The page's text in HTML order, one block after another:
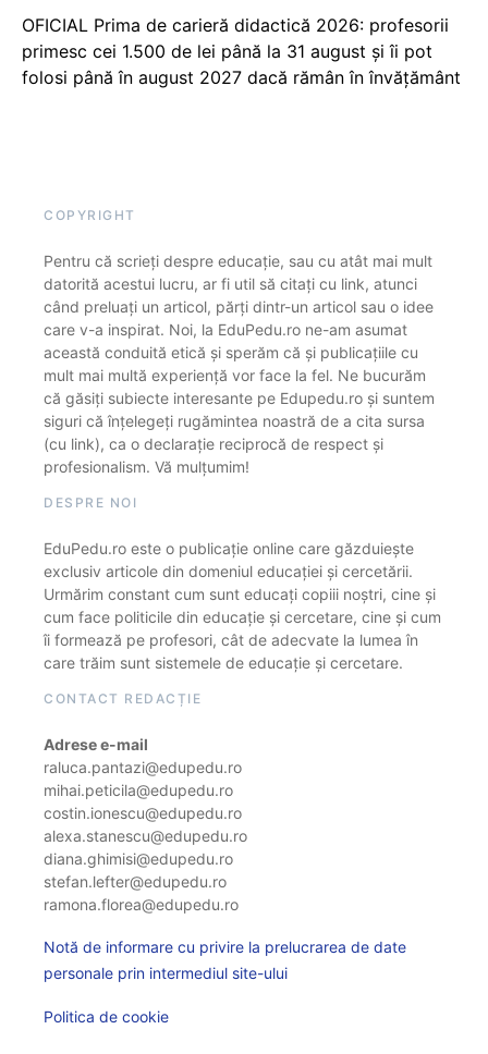
OFICIAL Prima de carieră didactică 2026: profesorii
primesc cei 1.500 de lei până la 31 august și îi pot
folosi până în august 2027 dacă rămân în învățământ
COPYRIGHT
Pentru că scrieți despre educație, sau cu atât mai mult
datorită acestui lucru, ar fi util să citați cu link, atunci
când preluați un articol, părți dintr-un articol sau o idee
care v-a inspirat. Noi, la EduPedu.ro ne-am asumat
această conduită etică și sperăm că și publicațiile cu
mult mai multă experiență vor face la fel. Ne bucurăm
că găsiți subiecte interesante pe Edupedu.ro și suntem
siguri că înțelegeți rugămintea noastră de a cita sursa
(cu link), ca o declarație reciprocă de respect și
profesionalism. Vă mulțumim!
DESPRE NOI
EduPedu.ro este o publicație online care găzduiește
exclusiv articole din domeniul educației și cercetării.
Urmărim constant cum sunt educați copiii noștri, cine și
cum face politicile din educație și cercetare, cine și cum
îi formează pe profesori, cât de adecvate la lumea în
care trăim sunt sistemele de educație și cercetare.
CONTACT REDACȚIE
Adrese e-mail
raluca.pantazi@edupedu.ro
mihai.peticila@edupedu.ro
costin.ionescu@edupedu.ro
alexa.stanescu@edupedu.ro
diana.ghimisi@edupedu.ro
stefan.lefter@edupedu.ro
ramona.florea@edupedu.ro
Notă de informare cu privire la prelucrarea de date
personale prin intermediul site-ului
Politica de cookie